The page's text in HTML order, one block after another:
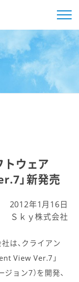
トウェア
」新発売
2012年1月16日
Ｓｋｙ株式会社
は、クライアン
View Ver.7」
ョン7）を開発、